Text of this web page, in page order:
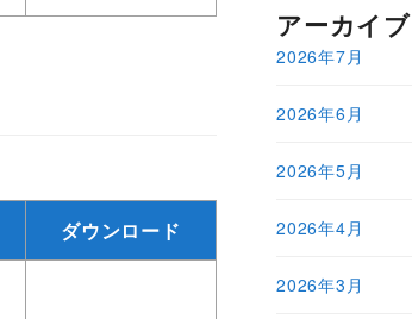
ダウンロード
アーカイブ
2026年7月
2026年6月
2026年5月
2026年4月
2026年3月